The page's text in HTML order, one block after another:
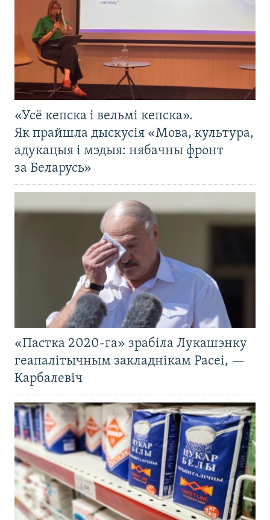
«Усё кепска і вельмі кепска».
Як прайшла дыскусія «Мова, культура,
адукацыя і мэдыя: нябачны фронт
за Беларусь»
«Пастка 2020-га» зрабіла Лукашэнку
геапалітычным закладнікам Расеі, —
Карбалевіч